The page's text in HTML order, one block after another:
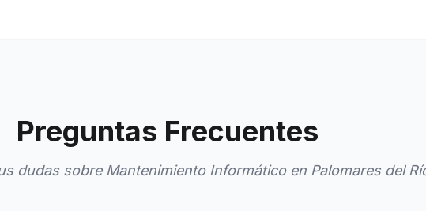
Preguntas Frecuentes
dudas sobre Mantenimiento Informático en Palomares del